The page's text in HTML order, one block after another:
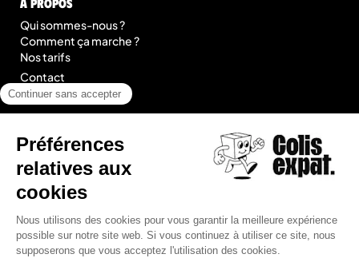
Qui sommes-nous ?
Comment ça marche ?
Nos tarifs
Contact
Blog
légal
Mentions légales
Conditions Générales de Prestation de Services